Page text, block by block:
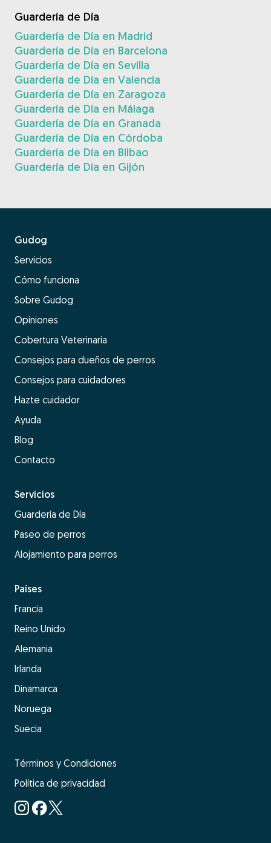
Guardería de Día
Guardería de Día en Madrid
Guardería de Día en Barcelona
Guardería de Día en Sevilla
Guardería de Día en Valencia
Guardería de Día en Zaragoza
Guardería de Día en Málaga
Guardería de Día en Granada
Guardería de Día en Córdoba
Guardería de Día en Bilbao
Guardería de Día en Gijón
Gudog
Servicios
Cómo funciona
Sobre Gudog
Opiniones
Cobertura Veterinaria
Consejos para dueños de perros
Consejos para cuidadores
Hazte cuidador
Ayuda
Blog
Contacto
Servicios
Guardería de Día
Paseo de perros
Alojamiento para perros
Países
Francia
Reino Unido
Alemania
Irlanda
Dinamarca
Noruega
Suecia
Términos y Condiciones
Política de privacidad